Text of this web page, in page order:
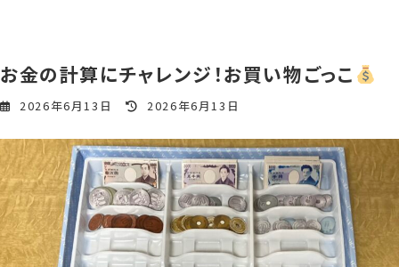
お金の計算にチャレンジ！お買い物ごっこ
2026年6月13日
最
更
新
日
時
:
2026年6月13日